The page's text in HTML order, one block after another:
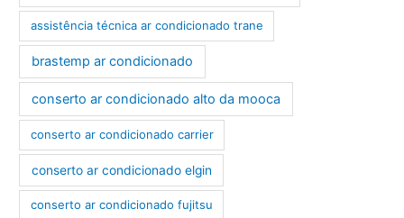
assistência técnica ar condicionado trane
brastemp ar condicionado
conserto ar condicionado alto da mooca
conserto ar condicionado carrier
conserto ar condicionado elgin
conserto ar condicionado fujitsu